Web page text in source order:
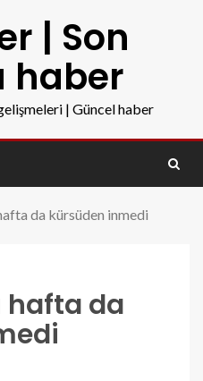
| Son
haber
| Güncel haber
da kürsüden inmedi
hafta da